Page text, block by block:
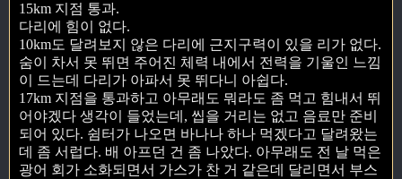
15km 지점 통과.
다리에 힘이 없다.
10km도 달려보지 않은 다리에 근지구력이 있을 리가 없다.
숨이 차서 못 뛰면 주어진 체력 내에서 전력을 기울인 느낌
이 드는데 다리가 아파서 못 뛰다니 아쉽다.
17km 지점을 통과하고 아무래도 뭐라도 좀 먹고 힘내서 뛰
어야겠다 생각이 들었는데, 씹을 거리는 없고 음료만 준비
되어 있다. 쉼터가 나오면 바나나 하나 먹겠다고 달려왔는
데 좀 서럽다. 배 아프던 건 좀 나았다. 아무래도 전 날 먹은
광어 회가 소화되면서 가스가 찬 거 같은데 달리면서 부스